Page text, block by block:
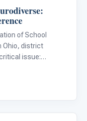
of School
Ohio, district
issue: